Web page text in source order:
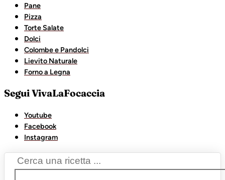
Pane
Pizza
Torte Salate
Dolci
Colombe e Pandolci
Lievito Naturale
Forno a Legna
Segui VivaLaFocaccia
Youtube
Facebook
Instagram
Search
...